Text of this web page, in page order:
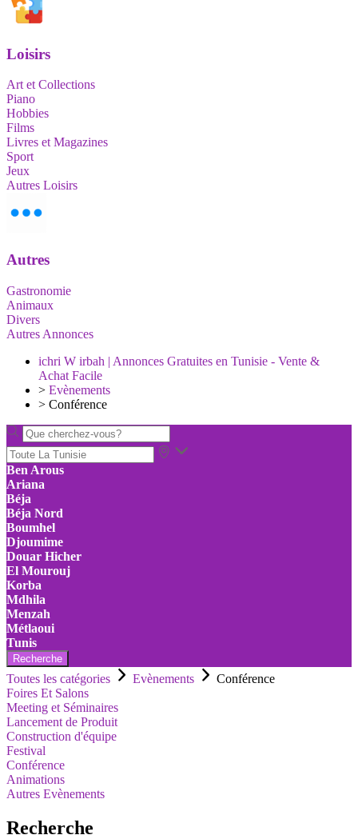
Loisirs
Art et Collections
Piano
Hobbies
Films
Livres et Magazines
Sport
Jeux
Autres Loisirs
Autres
Gastronomie
Animaux
Divers
Autres Annonces
ichri W irbah | Annonces Gratuites en Tunisie - Vente &
Achat Facile
> Evènements
> Conférence
Ben Arous
Ariana
Béja
Béja Nord
Boumhel
Djoumime
Douar Hicher
El Mourouj
Korba
Mdhila
Menzah
Métlaoui
Tunis
Recherche
Toutes les catégories Evènements
Conférence
Foires Et Salons
Meeting et Séminaires
Lancement de Produit
Construction d'équipe
Festival
Conférence
Animations
Autres Evènements
Recherche